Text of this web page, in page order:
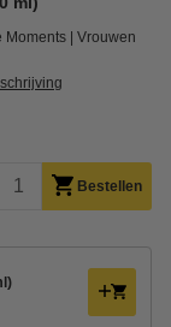
Moments Vrouwen
Bestellen